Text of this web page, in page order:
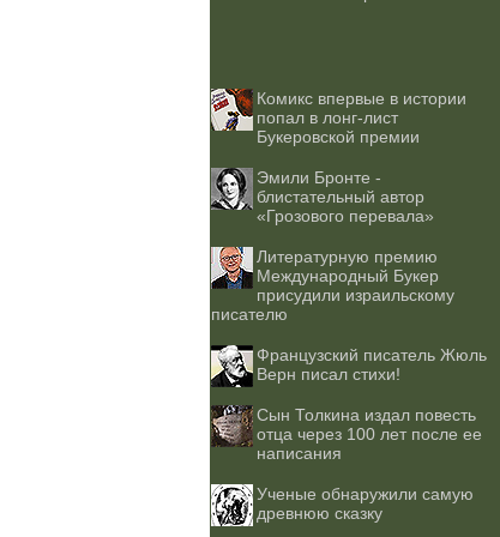
Комикс впервые в истории
попал в лонг-лист
Букеровской премии
Эмили Бронте -
блистательный автор
«Грозового перевала»
Литературную премию
Международный Букер
присудили израильскому
писателю
Французский писатель Жюль
Верн писал стихи!
Сын Толкина издал повесть
отца через 100 лет после ее
написания
Ученые обнаружили самую
древнюю сказку